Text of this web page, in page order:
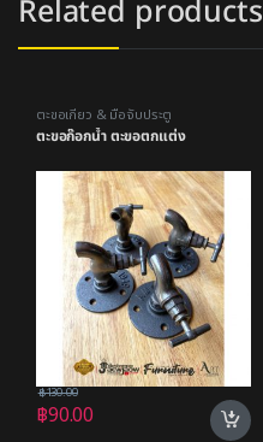
Related products
ตะขอเกี่ยว & มือจับประตู
ตะขอก๊อกน้ำ ตะขอตกแต่ง
฿90.00
฿130.00